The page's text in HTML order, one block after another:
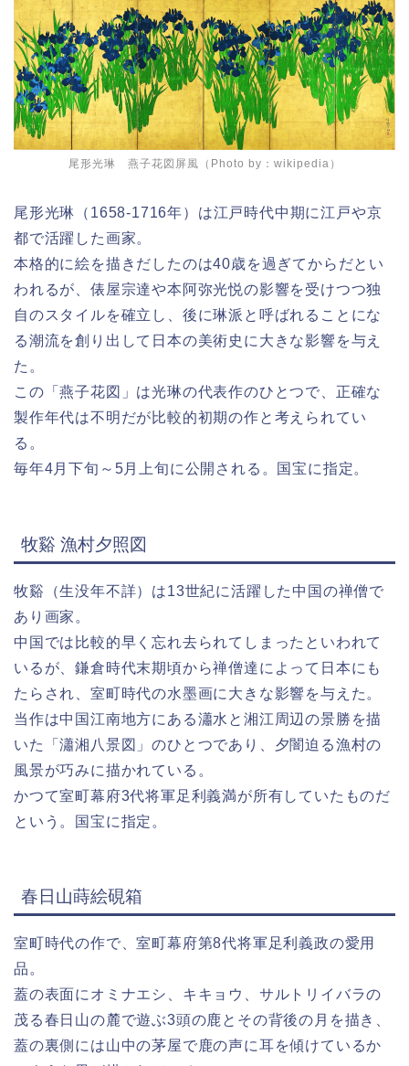
尾形光琳 燕子花図屏風（Photo by： wikipedia ）
尾形光琳（1658-1716年）は江戸時代中期に江戸や京
都で活躍した画家。
本格的に絵を描きだしたのは40歳を過ぎてからだとい
われるが、俵屋宗達や本阿弥光悦の影響を受けつつ独
自のスタイルを確立し、後に琳派と呼ばれることにな
る潮流を創り出して日本の美術史に大きな影響を与え
た。
この「燕子花図」は光琳の代表作のひとつで、正確な
製作年代は不明だが比較的初期の作と考えられてい
る。
毎年4月下旬～5月上旬に公開される。国宝に指定。
牧谿 漁村夕照図
牧谿（生没年不詳）は13世紀に活躍した中国の禅僧で
あり画家。
中国では比較的早く忘れ去られてしまったといわれて
いるが、鎌倉時代末期頃から禅僧達によって日本にも
たらされ、室町時代の水墨画に大きな影響を与えた。
当作は中国江南地方にある瀟水と湘江周辺の景勝を描
いた「瀟湘八景図」のひとつであり、夕闇迫る漁村の
風景が巧みに描かれている。
かつて室町幕府3代将軍足利義満が所有していたものだ
という。国宝に指定。
春日山蒔絵硯箱
室町時代の作で、室町幕府第8代将軍足利義政の愛用
品。
蓋の表面にオミナエシ、キキョウ、サルトリイバラの
茂る春日山の麓で遊ぶ3頭の鹿とその背後の月を描き、
蓋の裏側には山中の茅屋で鹿の声に耳を傾けているか